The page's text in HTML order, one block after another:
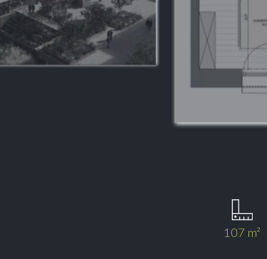
107 m²